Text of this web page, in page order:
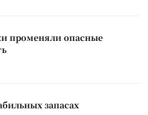
променяли опасные
запасах